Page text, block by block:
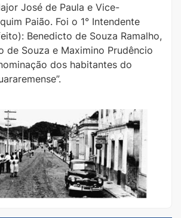
José de Paula e Vice-
Paião. Foi o 1° Intendente
Benedicto de Souza Ramalho,
de Souza e Maximino Prudêncio
dos habitantes do